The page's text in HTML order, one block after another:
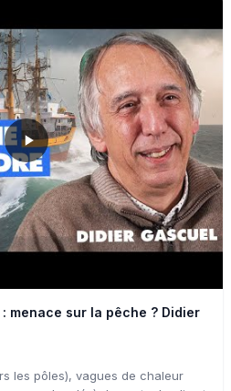
découvrir cette espèce et toute
grâce à Pierrick DURY, salarié
est responsable de la pisciculture
comme station nationale de
et de la réintroduction de
menace sur la pêche ? Didier
les pôles), vagues de chaleur